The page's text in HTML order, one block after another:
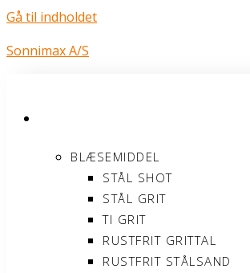
Gå til indholdet
Sonnimax A/S
BLÆSEMIDDEL
STÅL SHOT
STÅL GRIT
TI GRIT
RUSTFRIT GRITTAL
RUSTFRIT STÅLSAND